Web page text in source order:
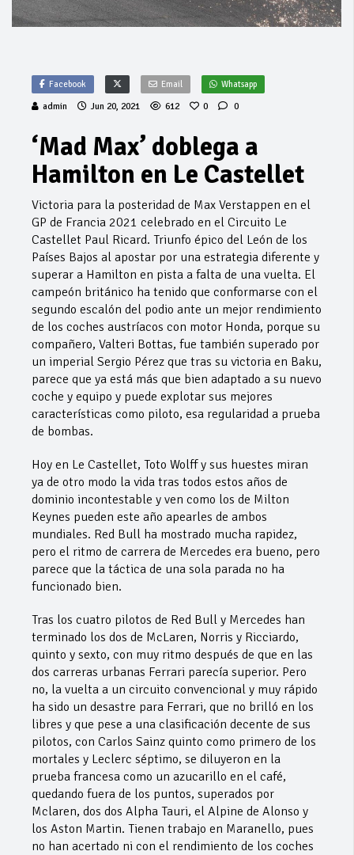
Facebook Email Whatsapp
admin Jun 20, 2021 612 0 0
‘Mad Max’ doblega a
Hamilton en Le Castellet
Victoria para la posteridad de Max Verstappen en el
GP de Francia 2021 celebrado en el Circuito Le
Castellet Paul Ricard. Triunfo épico del León de los
Países Bajos al apostar por una estrategia diferente y
superar a Hamilton en pista a falta de una vuelta. El
campeón británico ha tenido que conformarse con el
segundo escalón del podio ante un mejor rendimiento
de los coches austríacos con motor Honda, porque su
compañero, Valteri Bottas, fue también superado por
un imperial Sergio Pérez que tras su victoria en Baku,
parece que ya está más que bien adaptado a su nuevo
coche y equipo y puede explotar sus mejores
características como piloto, esa regularidad a prueba
de bombas.
Hoy en Le Castellet, Toto Wolff y sus huestes miran
ya de otro modo la vida tras todos estos años de
dominio incontestable y ven como los de Milton
Keynes pueden este año apearles de ambos
mundiales. Red Bull ha mostrado mucha rapidez,
pero el ritmo de carrera de Mercedes era bueno, pero
parece que la táctica de una sola parada no ha
funcionado bien.
Tras los cuatro pilotos de Red Bull y Mercedes han
terminado los dos de McLaren, Norris y Ricciardo,
quinto y sexto, con muy ritmo después de que en las
dos carreras urbanas Ferrari parecía superior. Pero
no, la vuelta a un circuito convencional y muy rápido
ha sido un desastre para Ferrari, que no brilló en los
libres y que pese a una clasificación decente de sus
pilotos, con Carlos Sainz quinto como primero de los
mortales y Leclerc séptimo, se diluyeron en la
prueba francesa como un azucarillo en el café,
quedando fuera de los puntos, superados por
Mclaren, dos dos Alpha Tauri, el Alpine de Alonso y
los Aston Martin. Tienen trabajo en Maranello, pues
no han acertado ni con el rendimiento de los coches